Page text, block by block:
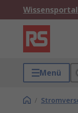
Wissensportal
Menü
/